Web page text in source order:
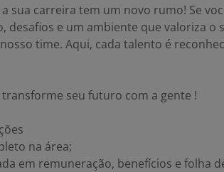
sua carreira tem um novo rumo! Se
desafios e um ambiente que valoriza o
time. Aqui, cada talento é
transforme seu futuro com a gente !
na área;
em remuneração, benefícios e folha